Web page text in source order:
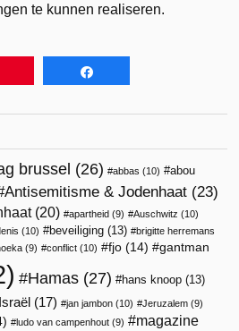
te kunnen realiseren.
brussel (26) abbas (10)
abou
Antisemitisme & Jodenhaat (23)
(20) apartheid (9) Auschwitz (10)
(10) beveiliging (13)
brigitte herremans
(9) conflict (10) fjo (14) gantman
Hamas (27) hans knoop (13)
(17) jan jambon (10) Jeruzalem (9)
ludo van campenhout (9)
magazine